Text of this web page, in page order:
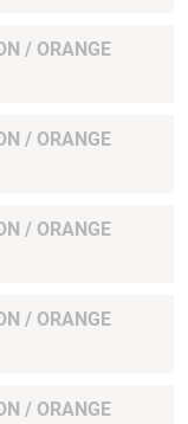
/ ORANGE
/ ORANGE
/ ORANGE
/ ORANGE
/ ORANGE